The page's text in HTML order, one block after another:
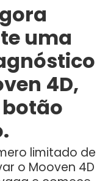
uma
4D,
limitado de
o Mooven 4D